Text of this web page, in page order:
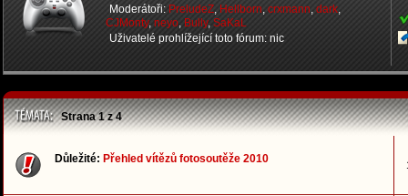
Moderátoři: PreludeZ, Hellborn, crxmann, dark,
CJMonty, neyo, Bully, SaKaL
Uživatelé prohlížející toto fórum: nic
Strana1z4
Důležité: Přehled vítězů fotosoutěže 2010